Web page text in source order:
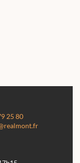
25 80